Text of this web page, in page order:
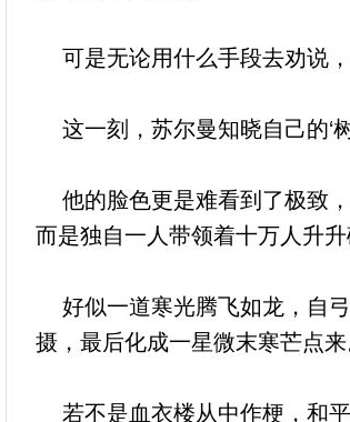
可是无论用什么手段去劝说，
这一刻，苏尔曼知晓自己的‘树
他的脸色更是难看到了极致
而是独自一人带领着十万人升升
好似一道寒光腾飞如龙，自
摄，最后化成一星微末寒芒点来
若不是血衣楼从中作梗，和